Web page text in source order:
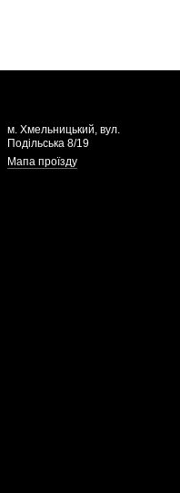
м. Хмельницький, вул.
Подільська 8/19
Мапа проїзду